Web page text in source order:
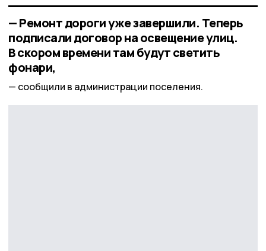
— Ремонт дороги уже завершили. Теперь
подписали договор на освещение улиц.
В скором времени там будут светить
фонари,
сообщили в администрации поселения.